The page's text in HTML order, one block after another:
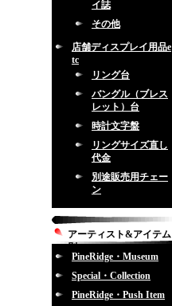
イ誌
その他
店舗ディスプレイ用品e
tc
リング台
バングル（ブレス
レット）台
時計文字盤
リングサイズ直し
代金
別途販売用チェー
ン
アーティスト&アイテム
別
PineRidge・Museum
Special・Collection
PineRidge・Push Item